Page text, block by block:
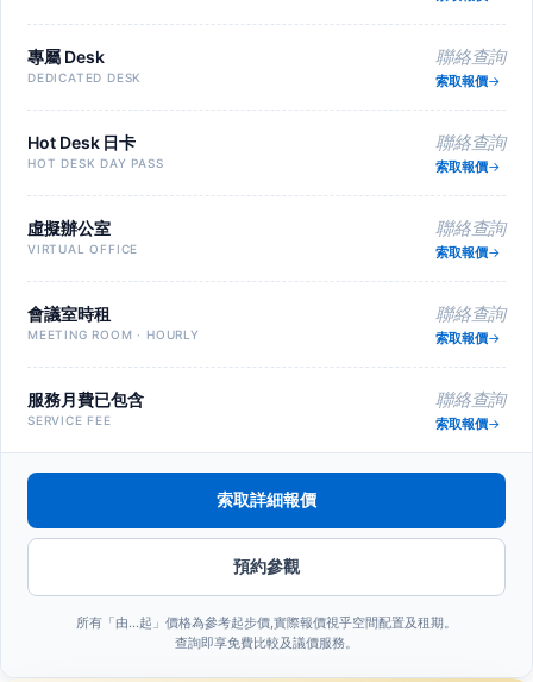
專屬 Desk
DEDICATED DESK
聯絡查詢
索取報價
Hot Desk 日卡
HOT DESK DAY PASS
聯絡查詢
索取報價
虛擬辦公室
VIRTUAL OFFICE
聯絡查詢
索取報價
會議室時租
MEETING ROOM · HOURLY
聯絡查詢
索取報價
服務月費已包含
SERVICE FEE
聯絡查詢
索取報價
索取詳細報價
預約參觀
所有「由…起」價格為參考起步價,實際報價視乎空間配置及租期。
查詢即享免費比較及議價服務。